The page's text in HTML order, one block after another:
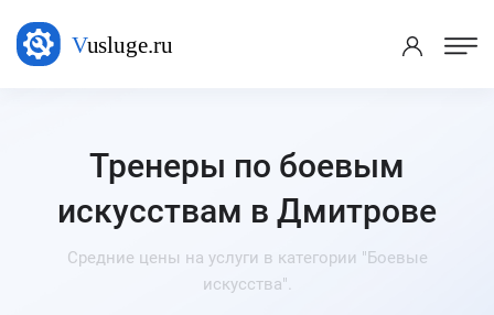
Тренеры по боевым
искусствам в Дмитрове
Средние цены на услуги в категории "Боевые
искусства".